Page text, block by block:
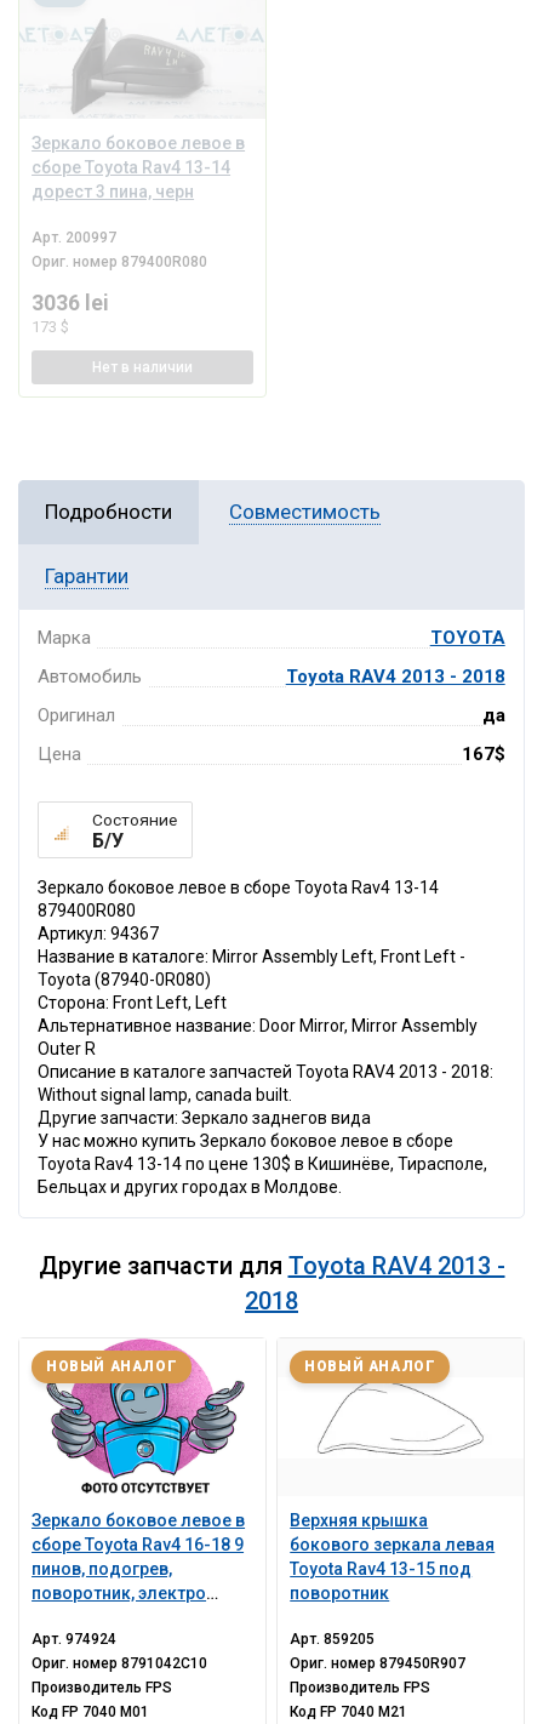
Зеркало боковое левое в
сборе Toyota Rav4 13-14
дорест 3 пина, черн
Арт. 200997
Ориг. номер 879400R080
3036 lei
173 $
Нет в наличии
Подробности Совместимость
Гарантии
Марка
TOYOTA
Автомобиль
Toyota RAV4 2013 - 2018
Оригинал
да
Цена
167$
Состояние
Б/У
Зеркало боковое левое в сборе Toyota Rav4 13-14
879400R080
Артикул: 94367
Название в каталоге: Mirror Assembly Left, Front Left -
Toyota (87940-0R080)
Сторона: Front Left, Left
Альтернативное название: Door Mirror, Mirror Assembly
Outer R
Описание в каталоге запчастей Toyota RAV4 2013 - 2018:
Without signal lamp, canada built.
Другие запчасти: Зеркало заднегов вида
У нас можно купить Зеркало боковое левое в сборе
Toyota Rav4 13-14 по цене 130$ в Кишинёве, Тирасполе,
Бельцах и других городах в Молдове.
Другие запчасти для Toyota RAV4 2013 -
2018
Зеркало боковое левое в
сборе Toyota Rav4 16-18 9
пинов, подогрев,
поворотник, электро
НОВЫЙ АНАЛОГ
Арт.974924
Ориг. номер8791042C10
Производитель FPS
Код FP 7040 M01
Верхняя крышка
бокового зеркала левая
Toyota Rav4 13-15 под
поворотник
НОВЫЙ АНАЛОГ
Арт.859205
Ориг. номер879450R907
Производитель FPS
Код FP 7040 M21